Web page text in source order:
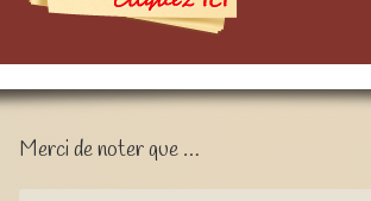
Merci de noter que …